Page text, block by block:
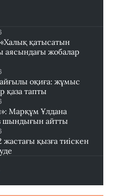
қатысатын
аясындағы жобалар
оқиға: жұмыс
қаза тапты
Марқұм Ұлдана
шындығын айтты
қызға тиіскен